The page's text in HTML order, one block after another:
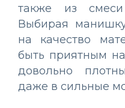
также из
Выбирая
на качество
быть приятным
довольно
даже в сильные